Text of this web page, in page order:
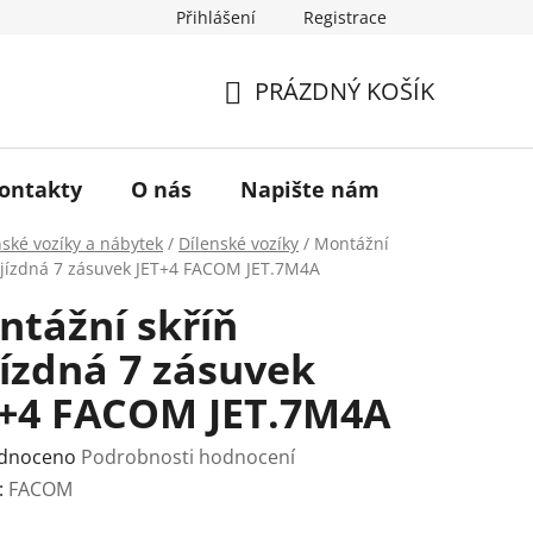
Historie značky TONA
Přihlášení Registrace
KOŠÍK
PRÁZDNÝ KOŠÍK
O nás Napište nám
vozíky a nábytek / Dílenské vozíky / Montážní
7 zásuvek JET+4 FACOM JET.7M4A
skříň
7 zásuvek
FACOM JET.7M4A
Podrobnosti hodnocení
FACOM